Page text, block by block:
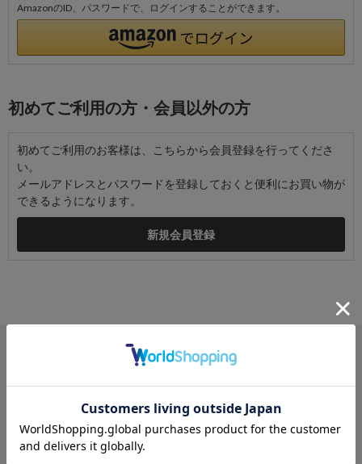
AmazonのID、パスワードで、ログインすることができます。
初めてご利用の方・会員以外の方
初めてご利用のお客様は、こちらから会員登録を行ってくださ
い。
メールアドレスとパスワードを登録しておくと便利にお買い物が
できるようになります。